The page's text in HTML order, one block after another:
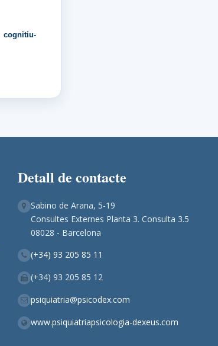
cognitiu-
Detall de contacte
Sabino de Arana, 5-19
Consultes Externes Planta 3. Consulta 3.5
08028 - Barcelona
(+34) 93 205 85 11
(+34) 93 205 85 12
psiquiatria@psicodex.com
www.psiquiatriapsicologia-dexeus.com